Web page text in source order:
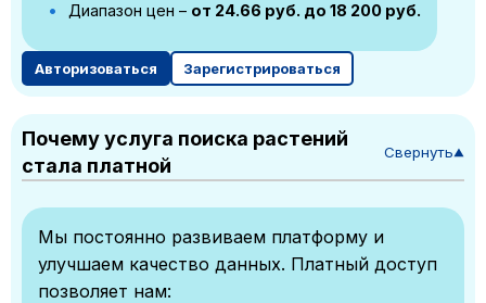
Диапазон цен – от 24.66 руб. до 18 200 руб.
Авторизоваться Зарегистрироваться
Почему услуга поиска растений
стала платной
Свернуть▼
Мы постоянно развиваем платформу и
улучшаем качество данных. Платный доступ
позволяет нам: